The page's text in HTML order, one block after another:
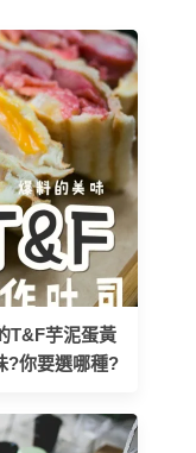
T&F芋泥蛋黃
?你要選哪種?